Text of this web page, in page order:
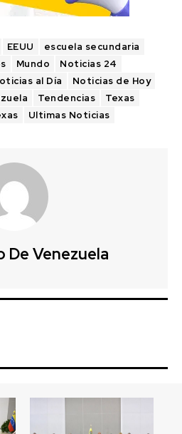
EEUU
escuela secundaria
Mundo
Noticias 24
al Día
Noticias de Hoy
Tendencias
Texas
Ultimas Noticias
De Venezuela